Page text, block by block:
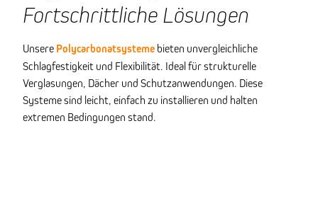
Fortschrittliche Lösungen
Unsere Polycarbonatsysteme bieten unvergleichliche
Schlagfestigkeit und Flexibilität. Ideal für strukturelle
Verglasungen, Dächer und Schutzanwendungen. Diese
Systeme sind leicht, einfach zu installieren und halten
extremen Bedingungen stand.